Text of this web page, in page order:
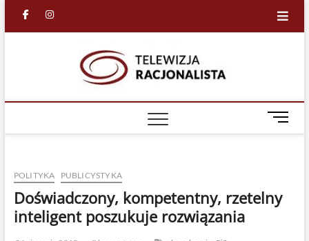
facebook
in
M
e
u
t
POLITYKA PUBLICYSTYKA
Doświadczony, kompetentny, rzetelny
inteligent poszukuje rozwiązania